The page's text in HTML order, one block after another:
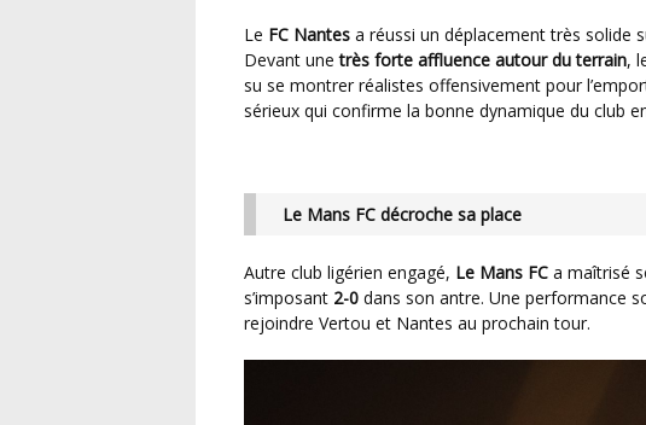
Le FC Nantes a réussi un déplacement très solide
Devant unetrès forte affluence autour du terrain,
su se montrer réalistes offensivement pour
sérieux qui confirme la bonne dynamique du club
Le Mans FC décroche sa place
Autre club ligérien engagé, Le Mans FC a maîtrisé
s’imposant 2-0 dans son antre. Une performance
rejoindre Vertou et Nantes au prochain tour.